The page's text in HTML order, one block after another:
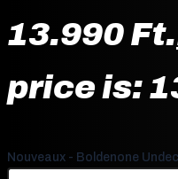
13.990 Ft.
price is:
Nouveaux - Boldenone